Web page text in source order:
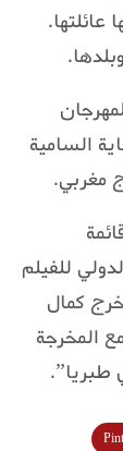
السامية
مغربي.
للفيلم
كمال
المخرجة
طبريا”.